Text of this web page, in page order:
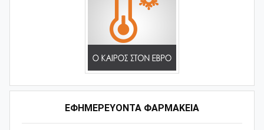
ΕΦΗΜΕΡΕΥΟΝΤΑ ΦΑΡΜΑΚΕΙΑ